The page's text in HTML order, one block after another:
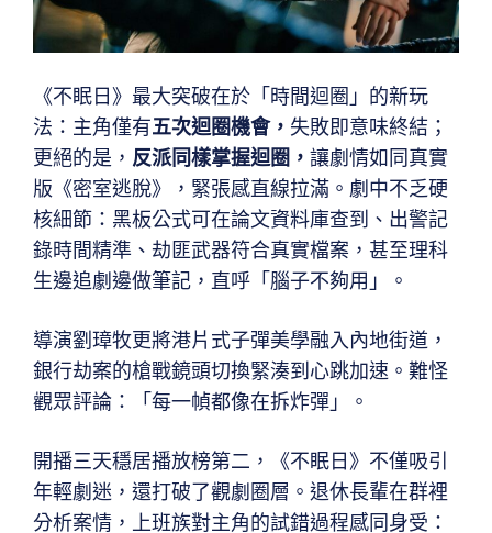
《不眠日》最大突破在於「時間迴圈」的新玩
法：主角僅有五次迴圈機會， 失敗即意味終結；
更絕的是， 反派同樣掌握迴圈 ， 讓劇情如同真實
版《密室逃脫》，緊張感直線拉滿。劇中不乏硬
核細節：黑板公式可在論文資料庫查到、出警記
錄時間精準、劫匪武器符合真實檔案，甚至理科
生邊追劇邊做筆記，直呼「腦子不夠用」。
導演劉璋牧更將港片式子彈美學融入內地街道，
銀行劫案的槍戰鏡頭切換緊湊到心跳加速。難怪
觀眾評論：「每一幀都像在拆炸彈」。
開播三天穩居播放榜第二，《不眠日》不僅吸引
年輕劇迷，還打破了觀劇圈層。退休長輩在群裡
分析案情，上班族對主角的試錯過程感同身受：